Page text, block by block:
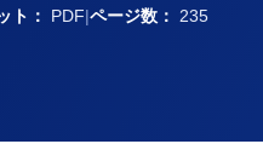
ト： PDF|ページ数： 235